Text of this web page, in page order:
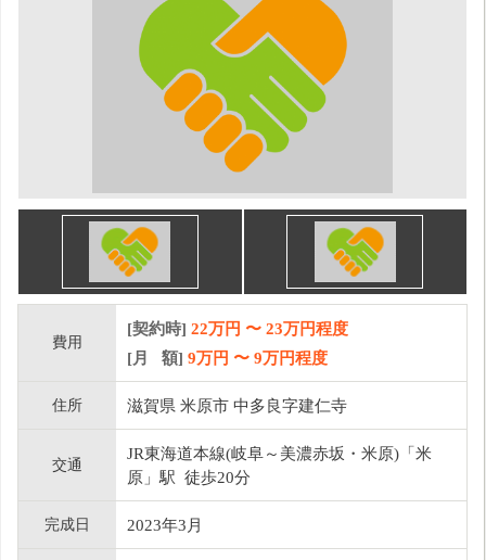
費用
[契約時] 22万円 〜 23万円程度
[月 額] 9万円 〜 9万円程度
住所 滋賀県 米原市 中多良字建仁寺
交通
JR東海道本線(岐阜～美濃赤坂・米原)「米
原」駅 徒歩20分
完成日 2023年3月